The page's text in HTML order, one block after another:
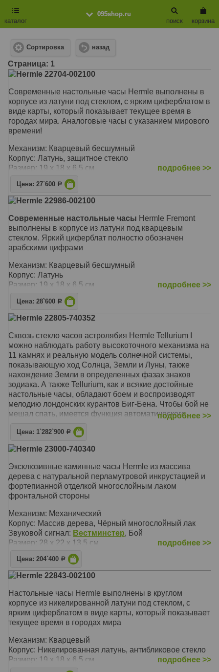
095shop.ru
каталог
корзина
поиск
Сортировка назад
Cтраница: 1
Hermle 22704-002100
Современные настольные часы Hermle выполнены в
корпусе из латуни под стеклом, с ярким циферблатом в
виде карты, который показывает текущее время в
городах мира. Аналоговые часы с указанием мирового
времени!
Механизм: Кварцевый бесшумный
Корпус: Латунь, защитное стекло
Размер: 19 х 18 х 6,5 см
подробнее >>
Цена: 27`600 Р
Hermle 22986-002100
Современные настольные часы Hermle Fremont
выполнены в корпусе из латуни под кварцевым
стеклом. Яркий циферблат полностю обозначен
арабскими цифрами
Механизм: Кварцевый бесшумный
Корпус: Латунь
Размер: 19 x 18 x 6,5 см
подробнее >>
Цена: 28`600 Р
Hermle 22805-740352
Сквозь стекло часов астролябия Hermle Tellurium I
можно наблюдать работу высокоточного механизма на
11 камнях и реальную модель солнечной системы,
показывающую ход Солнца, Земли и Луны, также
нахождение Земли в определенных фазах знаков
зодиака. А также Tellurium, как и всякие достойные
настольные часы, обладают боем и воспроизводят
мелодию лондонских курантов Биг-Бена. Чтобы бой не
мешал спать, имеется функция автоматического
купол
Размер: 35 х 29 х 29 см
подробнее >>
Цена: 1`282`900 Р
Hermle 23000-740340
Эксклюзивные каминные часы Hermle из массива
дерева с натуральной перламутровой инкрустацией и
фортепианной отделкой многослойным лаком
фронтальной стороны
Механизм: Механический
Корпус: Массив дерева, Чёрный многослойный лак
Звуковой сигнал: Вестминстер, Бой
Размер: 28 х 22 х 13.5 см
подробнее >>
Цена: 204`400 Р
Hermle 22843-002100
Настольные часы Hermle выполнены в круглом
корпусе из никелированной латуни под стеклом, с
ярким циферблатом в виде карты, который показывает
текущее время в городах мира
Механизм: Кварцевый
Корпус: Никелированная латунь, антибликовое стекло
Размер: 19 х 18 х 6,5 см
подробнее >>